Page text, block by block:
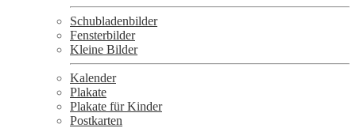
Schubladenbilder
Fensterbilder
Kleine Bilder
Kalender
Plakate
Plakate für Kinder
Postkarten